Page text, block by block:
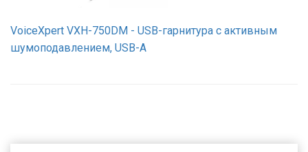
VoiceXpert VXH-750DM - USB-гарнитура с активным
шумоподавлением, USB-A